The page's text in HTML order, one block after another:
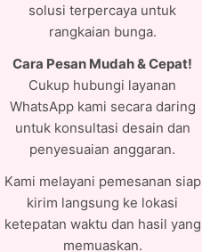
solusi terpercaya untuk
rangkaian bunga.
Cara Pesan Mudah & Cepat!
Cukup hubungi layanan
WhatsApp kami secara daring
untuk konsultasi desain dan
penyesuaian anggaran.
Kami melayani pemesanan siap
kirim langsung ke lokasi
ketepatan waktu dan hasil yang
memuaskan.